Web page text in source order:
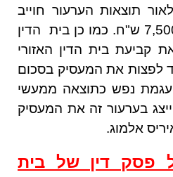
תוצאות הערעור חוייב
העובד בהוצאות בסך 7,500 ש"ח. כמו כן בית הדין
קביעת בית הדין האזורי
לפצות את המעסיק בסכום
בגין עגמת נפש כתוצאה ממעשי
בערעור זה את המעסיק
אלמוג.
פסק דין של בית